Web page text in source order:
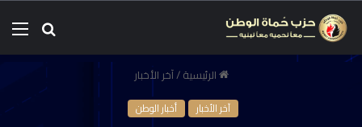
الرئيسية/آخر الأخبار
آخر الأخبار أخبار الوطن